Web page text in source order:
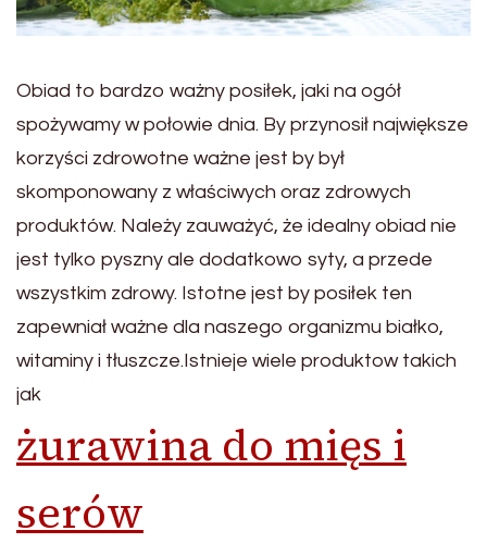
Obiad to bardzo ważny posiłek, jaki na ogół
spożywamy w połowie dnia. By przynosił największe
korzyści zdrowotne ważne jest by był
skomponowany z właściwych oraz zdrowych
produktów. Należy zauważyć, że idealny obiad nie
jest tylko pyszny ale dodatkowo syty, a przede
wszystkim zdrowy. Istotne jest by posiłek ten
zapewniał ważne dla naszego organizmu białko,
witaminy i tłuszcze.Istnieje wiele produktow takich
jak
żurawina do mięs i
serów